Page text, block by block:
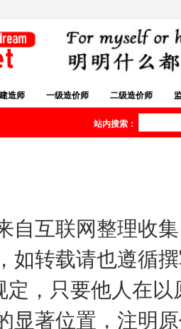
造师 一级造价师 二级造价师
站内搜索：
自互联网整理收
如转载请也遵循
定，只要他人在
显著位置，注明